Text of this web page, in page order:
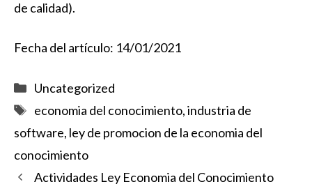
de calidad).
Fecha del artículo: 14/01/2021
Categorías
Uncategorized
Etiquetas
economia del conocimiento,industria de
software, ley de promocion de la economia del
conocimiento
Actividades Ley Economia del Conocimiento